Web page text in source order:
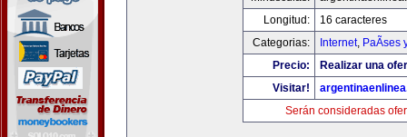
Longitud:
16 caracteres
Categorias:
Internet, PaÃ­ses
Precio:
Realizar una
Visitar!
Serán consideradas